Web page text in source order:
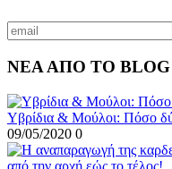
ΝΕΑ ΑΠΟ ΤΟ
Υβρίδια & Μούλοι: Πόσο
09/05/2020 0